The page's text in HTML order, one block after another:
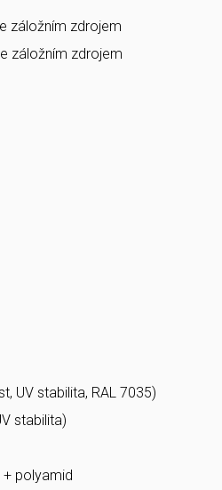
záložním zdrojem
záložním zdrojem
UV stabilita, RAL 7035)
stabilita)
+ polyamid